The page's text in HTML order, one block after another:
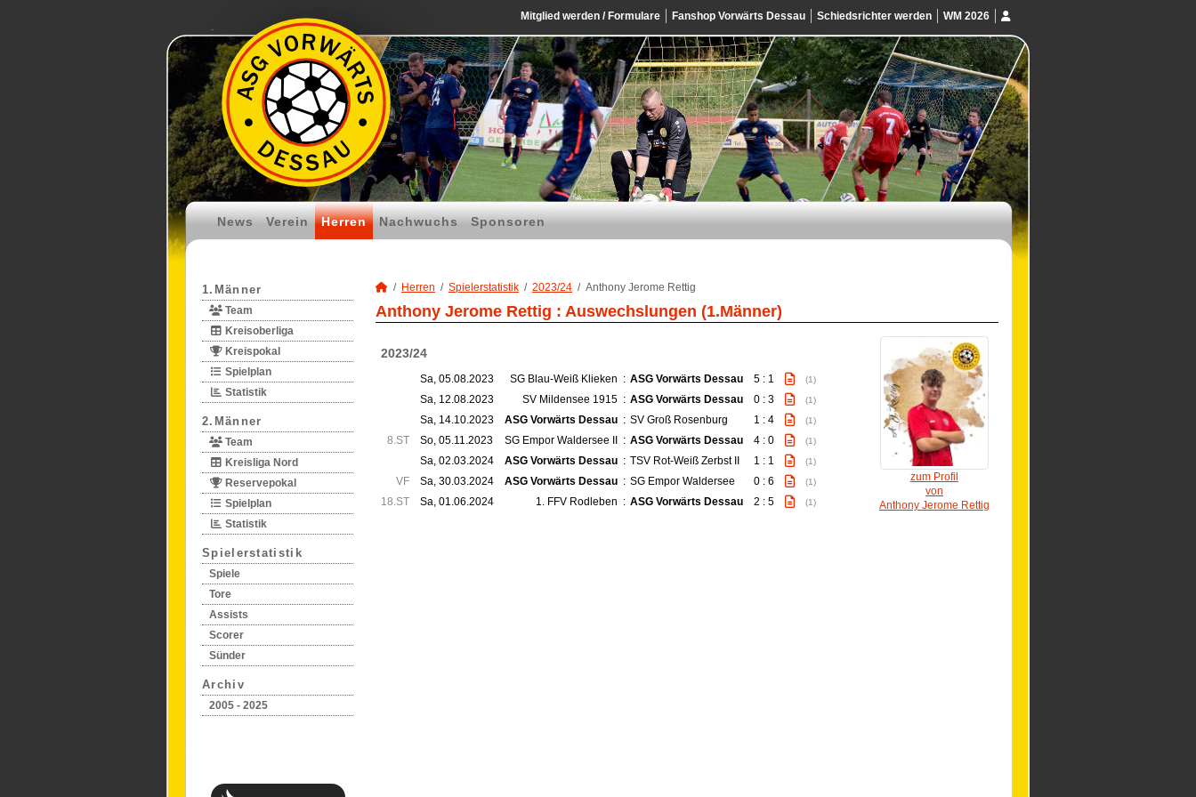
Mitglied werden / Formulare Fanshop Vorwärts Dessau Schiedsrichter werden WM 2026
News Verein Herren Nachwuchs Sponsoren
1.Männer
Team
Kreisoberliga
Kreispokal
Spielplan
Statistik
2.Männer
Team
Kreisliga Nord
Reservepokal
Spielplan
Statistik
Spielerstatistik
Spiele
Tore
Assists
Scorer
Sünder
Archiv
2005 - 2025
Herren Spielerstatistik 2023/24 Anthony Jerome Rettig
Anthony Jerome Rettig : Auswechslungen (1.Männer)
zum Profil
von
Anthony Jerome Rettig
2023/24
Sa, 05.08.2023 SG Blau-Weiß Klieken : ASG Vorwärts Dessau 5 : 1 (1)
Sa, 12.08.2023 SV Mildensee 1915 : ASG Vorwärts Dessau 0 : 3 (1)
Sa, 14.10.2023 ASG Vorwärts Dessau : SV Groß Rosenburg 1 : 4 (1)
8.ST So, 05.11.2023 SG Empor Waldersee II : ASG Vorwärts Dessau 4 : 0 (1)
Sa, 02.03.2024 ASG Vorwärts Dessau : TSV Rot-Weiß Zerbst II 1 : 1 (1)
VF Sa, 30.03.2024 ASG Vorwärts Dessau : SG Empor Waldersee 0 : 6 (1)
18.ST Sa, 01.06.2024 1. FFV Rodleben : ASG Vorwärts Dessau 2 : 5 (1)